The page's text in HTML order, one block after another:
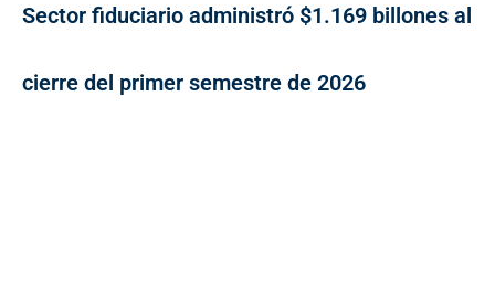
Sector fiduciario administró $1.169 billones al
cierre del primer semestre de 2026